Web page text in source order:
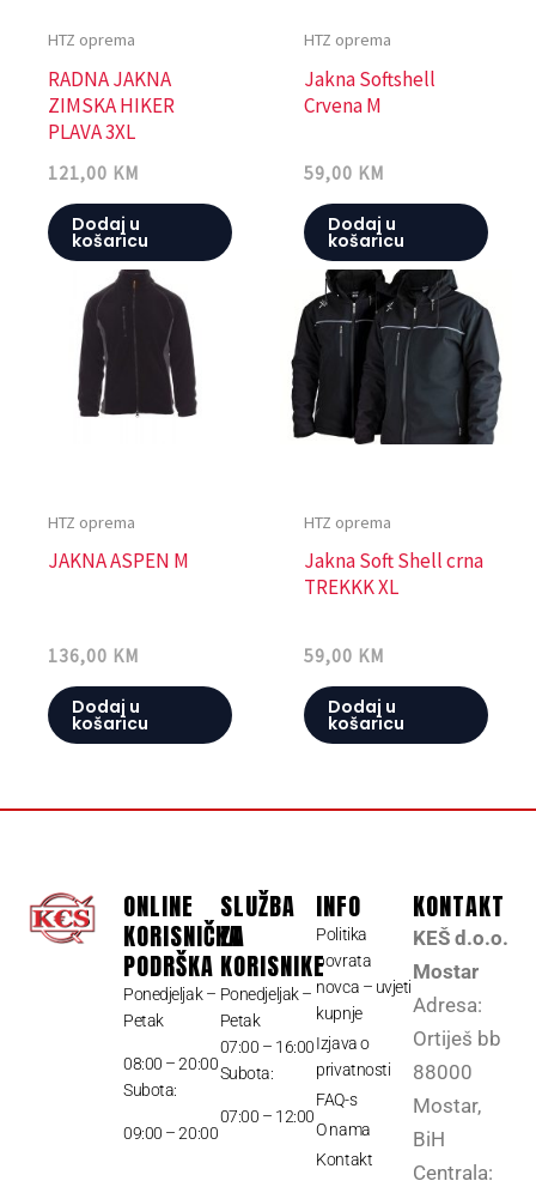
HTZ oprema
RADNA JAKNA
ZIMSKA HIKER
PLAVA 3XL
121,00 KM
Dodaj u
košaricu
HTZ oprema
Jakna Softshell
Crvena M
59,00 KM
Dodaj u
košaricu
HTZ oprema
JAKNA ASPEN M
136,00 KM
Dodaj u
košaricu
HTZ oprema
Jakna Soft Shell crna
TREKKK XL
59,00 KM
Dodaj u
košaricu
ONLINE
KORISNIČKA
PODRŠKA
Ponedjeljak –
Petak
08:00 – 20:00
Subota:
09:00 – 20:00
SLUŽBA
ZA
KORISNIKE
Ponedjeljak –
Petak
07:00 – 16:00
Subota:
07:00 – 12:00
INFO
Politika
povrata
novca – uvjeti
kupnje
Izjava o
privatnosti
FAQ-s
O nama
Kontakt
KONTAKT
KEŠ d.o.o.
Mostar
Adresa:
Ortiješ bb
88000
Mostar,
BiH
Centrala: